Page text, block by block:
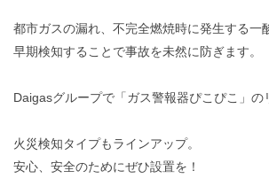
都市ガスの漏れ、不完全燃焼時に発生する
早期検知することで事故を未然に防ぎます。
Daigasグループで「ガス警報器ぴこぴこ」の
火災検知タイプもラインアップ。
安心、安全のためにぜひ設置を！